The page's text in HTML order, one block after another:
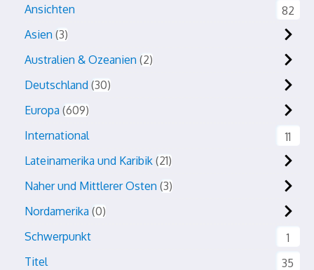
Ansichten
82
Asien 3
Australien & Ozeanien 2
Deutschland 30
Europa 609
International
11
Lateinamerika und Karibik 21
Naher und Mittlerer Osten 3
Nordamerika 0
Schwerpunkt
1
Titel
35